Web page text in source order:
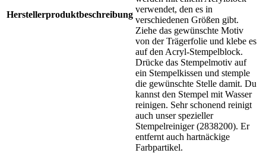
Herstellerproduktbeschreibung
verwendet, den es in
verschiedenen Größen gibt.
Ziehe das gewünschte Motiv
von der Trägerfolie und klebe es
auf den Acryl-Stempelblock.
Drücke das Stempelmotiv auf
ein Stempelkissen und stemple
die gewünschte Stelle damit. Du
kannst den Stempel mit Wasser
reinigen. Sehr schonend reinigt
auch unser spezieller
Stempelreiniger (2838200). Er
entfernt auch hartnäckige
Farbpartikel.